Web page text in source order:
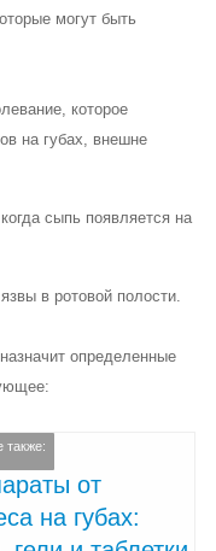
могут быть
которое
на губах, внешне
сыпь появляется на
в ротовой полости.
определенные
также:
от
на губах: